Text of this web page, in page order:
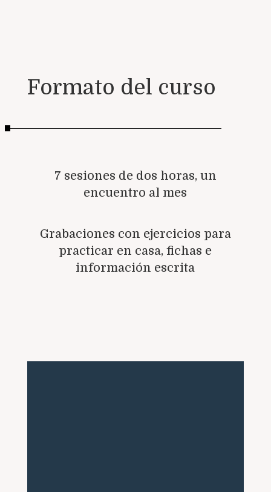
Formato del curso
7 sesiones de dos horas, un
encuentro al mes
Grabaciones con ejercicios para
practicar en casa, fichas e
información escrita